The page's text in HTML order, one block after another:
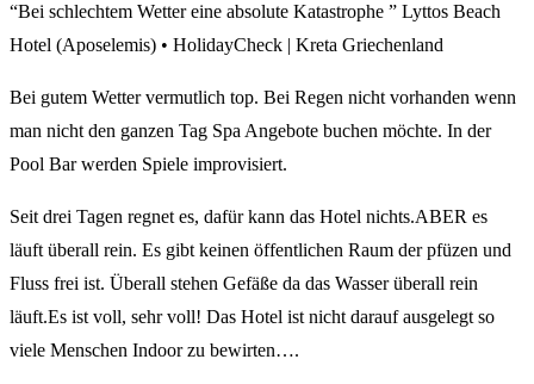
“Bei schlechtem Wetter eine absolute Katastrophe ” Lyttos Beach
Hotel (Aposelemis) • HolidayCheck | Kreta Griechenland
Bei gutem Wetter vermutlich top. Bei Regen nicht vorhanden wenn
man nicht den ganzen Tag Spa Angebote buchen möchte. In der
Pool Bar werden Spiele improvisiert.
Seit drei Tagen regnet es, dafür kann das Hotel nichts.ABER es
läuft überall rein. Es gibt keinen öffentlichen Raum der pfüzen und
Fluss frei ist. Überall stehen Gefäße da das Wasser überall rein
läuft.Es ist voll, sehr voll! Das Hotel ist nicht darauf ausgelegt so
viele Menschen Indoor zu bewirten….